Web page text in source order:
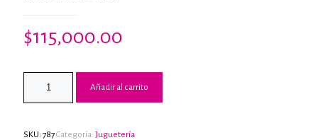
$115,000.00
Añadir al carrito
SKU: 787Categoría: Juguetería